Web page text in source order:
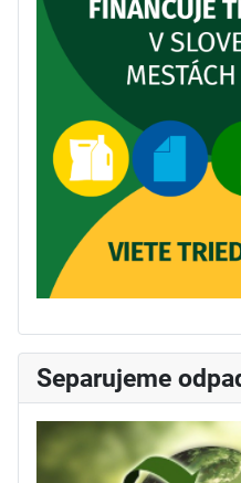
Separujeme